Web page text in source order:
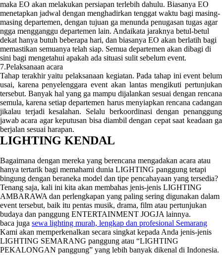
maka EO akan melakukan persiapan terlebih dahulu. Biasanya EO
menetapkan jadwal dengan menghadirkan tenggat waktu bagi masing-
masing departemen, dengan tujuan ga menunda penugasan tugas agar
ngga mengganggu departemen lain. Andaikata jaraknya betul-betul
dekat hanya butuh beberapa hari, dan biasanya EO akan berlatih bagi
memastikan semuanya telah siap. Semua departemen akan dibagi di
sini bagi mengetahui apakah ada situasi sulit sebelum event.
7.Pelaksanaan acara
Tahap terakhir yaitu pelaksanaan kegiatan. Pada tahap ini event belum
usai, karena penyelenggara event akan lantas mengikuti pertunjukan
tersebut. Banyak hal yang ga mampu dijalankan sesuai dengan rencana
semula, karena setiap departemen harus menyiapkan rencana cadangan
jikalau terjadi kesalahan. Selalu berkoordinasi dengan penanggung
jawab acara agar keputusan bisa diambil dengan cepat saat keadaan ga
berjalan sesuai harapan.
LIGHTING KENDAL
Bagaimana dengan mereka yang berencana mengadakan acara atau
hanya tertarik bagi memahami dunia LIGHTING panggung tetapi
bingung dengan beraneka model dan tipe pencahayaan yang tersedia?
Tenang saja, kali ini kita akan membahas jenis-jenis LIGHTING
AMBARAWA dan perlengkapan yang paling sering digunakan dalam
event tersebut, baik itu pentas musik, drama, film atau pertunjukan
budaya dan panggung ENTERTAINMENT JOGJA lainnya.
baca juga sewa lighting murah, lengkap dan profesional Semarang
Kami akan memperkenalkan secara singkat kepada Anda jenis-jenis
LIGHTING SEMARANG panggung atau “LIGHTING
PEKALONGAN panggung” yang lebih banyak dikenal di Indonesia.